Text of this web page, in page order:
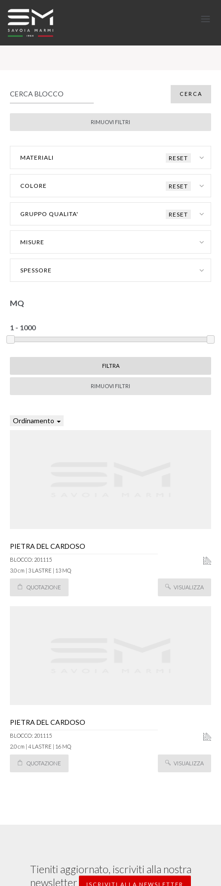
MATERIALI RESET
COLORE RESET
GRUPPO QUALITA' RESET
MISURE
SPESSORE
MQ
RIMUOVI FILTRI
Ordinamento
PIETRA DEL CARDOSO
BLOCCO: 201115
3.0 cm | 3 LASTRE | 13 MQ
QUOTAZIONE VISUALIZZA
PIETRA DEL CARDOSO
BLOCCO: 201115
2.0 cm | 4 LASTRE | 16 MQ
QUOTAZIONE VISUALIZZA
Tieniti aggiornato, iscriviti alla nostra
newsletter
ISCRIVITI ALLA NEWSLETTER